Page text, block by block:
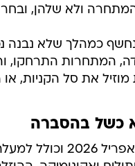
ולא שלהן,
כמהלך שלא נבנה
המתחרות התרחקו,
את סל הקניות,
כשל בהסברה
הסל של ישראל הושק